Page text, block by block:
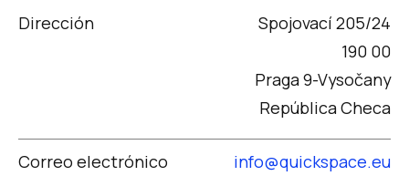
Dirección
Spojovací 205/24
190 00
Praga 9-Vysočany
República Checa
info@quickspace.eu
Correo electrónico